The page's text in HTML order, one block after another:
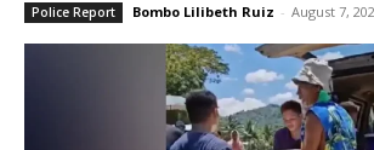
Police Report Bombo Lilibeth Ruiz - August 7,